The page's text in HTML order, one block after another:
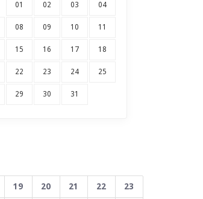
01 02 03 04
08 09 10 11
15 16 17 18
22 23 24 25
29 30 31
19 20 21 22 23